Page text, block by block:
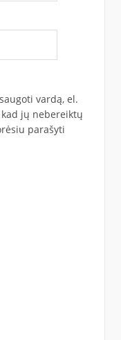
vardą, el.
jų nebereiktų
parašyti